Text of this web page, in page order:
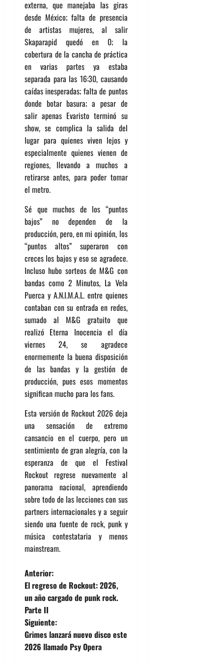
externa, que manejaba las giras
desde México; falta de presencia
de artistas mujeres, al salir
Skaparapid quedó en 0; la
cobertura de la cancha de práctica
en varias partes ya estaba
separada para las 16:30, causando
caídas inesperadas; falta de puntos
donde botar basura; a pesar de
salir apenas Evaristo terminó su
show, se complica la salida del
lugar para quienes viven lejos y
especialmente quienes vienen de
regiones, llevando a muchos a
retirarse antes, para poder tomar
el metro.
Sé que muchos de los “puntos
bajos” no dependen de la
producción, pero, en mi opinión, los
“puntos altos” superaron con
creces los bajos y eso se agradece.
Incluso hubo sorteos de M&G con
bandas como 2 Minutos, La Vela
Puerca y A.N.I.M.A.L. entre quienes
contaban con su entrada en redes,
sumado al M&G gratuito que
realizó Eterna Inocencia el día
viernes 24, se agradece
enormemente la buena disposición
de las bandas y la gestión de
producción, pues esos momentos
significan mucho para los fans.
Esta versión de Rockout 2026 deja
una sensación de extremo
cansancio en el cuerpo, pero un
sentimiento de gran alegría, con la
esperanza de que el Festival
Rockout regrese nuevamente al
panorama nacional, aprendiendo
sobre todo de las lecciones con sus
partners internacionales y a seguir
siendo una fuente de rock, punk y
música contestataria y menos
mainstream.
N
a
v
e
Anterior:
El regreso de Rockout: 2026,
un año cargado de punk rock.
Parte II
Siguiente:
Grimes lanzará nuevo disco este
2026 llamado Psy Opera